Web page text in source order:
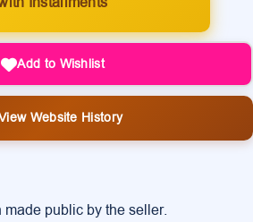
Add to Wishlist
Website History
public by the seller.